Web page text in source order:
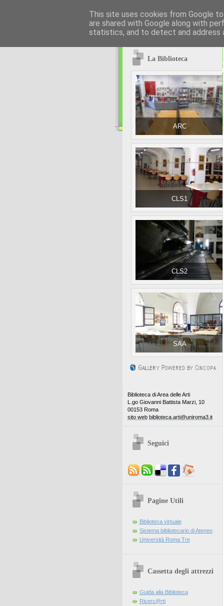
La Biblioteca
ARC
CLS1
CLS2
SAA
Biblioteca di Area delle Arti
L.go Giovanni Battista Marzi, 10
00153 Roma
sito web biblioteca.arti@uniroma3.it
Seguici
Pagine Utili
Biblioteca virtuale
Sistema bibliotecario di Ateneo
Università Roma Tre
Cassetta degli attrezzi
Guida alla Biblioteca
Ricerc@rti
This site uses cookies from Google
are shared with Google along with
statistics, and to detect and address